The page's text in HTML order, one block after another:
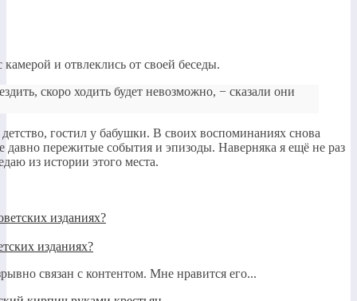
и отвлеклись от своей беседы.
скоро ходить будет невозможно, − сказали они
гостил у бабушки. В своих воспоминаниях снова
давно пережитые события и эпизоды. Наверняка я ещё не раз
из истории этого места.
изданиях?
связан с контентом. Мне нравится его...